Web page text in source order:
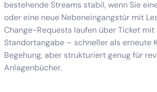
bestehende Streams stabil, wenn Sie
oder eine neue Nebeneingangstür mit
Change-Requests laufen über Ticket mit
Standortangabe – schneller als erneute
Begehung, aber strukturiert genug für
Anlagenbücher.